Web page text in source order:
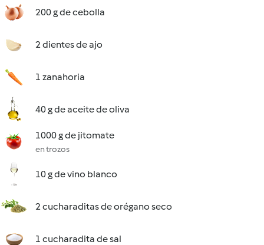
200 g de cebolla
2 dientes de ajo
1 zanahoria
40 g de aceite de oliva
1000 g de jitomate
en trozos
10 g de vino blanco
2 cucharaditas de orégano seco
1 cucharadita de sal